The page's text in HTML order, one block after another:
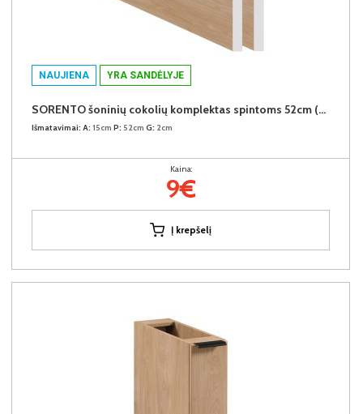
NAUJIENA YRA SANDĖLYJE
SORENTO šoninių cokolių komplektas spintoms 52cm (2vnt.) (Puccini)
Išmatavimai: A: 15cm P: 52cm G: 2cm
Kaina:
9€
Į krepšelį